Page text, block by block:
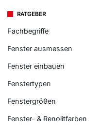
RATGEBER
Fachbegriffe
Fenster ausmessen
Fenster einbauen
Fenstertypen
Fenstergrößen
Fenster- & Renolitfarben